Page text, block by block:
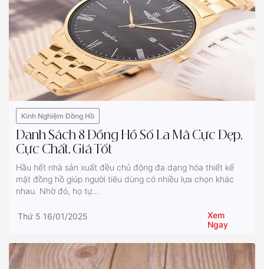
Kinh Nghiệm Đồng Hồ
Danh Sách 8 Đồng Hồ Số La Mã Cực Đẹp,
Cực Chất, Giá Tốt
Hầu hết nhà sản xuất đều chủ động đa dạng hóa thiết kế
mặt đồng hồ giúp người tiêu dùng có nhiều lựa chọn khác
nhau. Nhờ đó, họ tự...
Thứ 5 16/01/2025
Xem
Ngay